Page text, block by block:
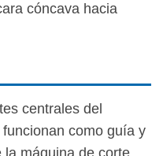
cóncava hacia
centrales del
como guía y
la máquina de corte